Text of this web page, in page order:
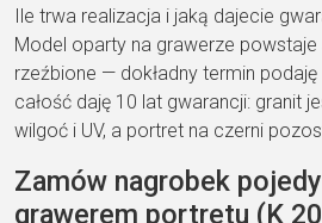
Ile trwa realizacja i jaką dajecie
Model oparty na grawerze powstaje
rzeźbione — dokładny termin podaję
całość daję 10 lat gwarancji: granit
wilgoć i UV, a portret na czerni
Zamów nagrobek
grawerem portretu (K